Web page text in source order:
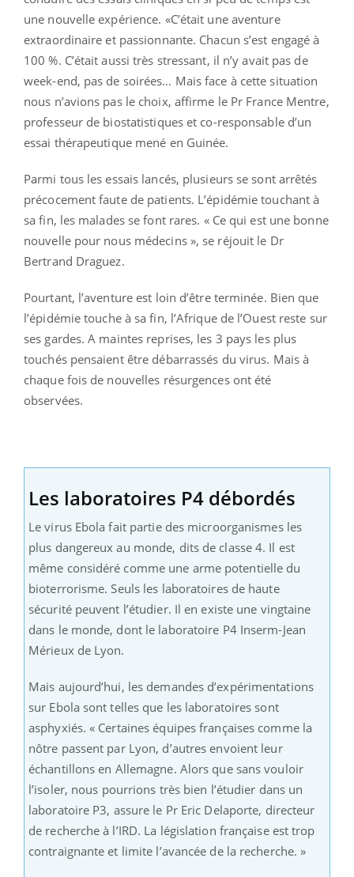
une nouvelle expérience. «C’était une aventure
extraordinaire et passionnante. Chacun s’est engagé à
100 %. C’était aussi très stressant, il n’y avait pas de
week-end, pas de soirées… Mais face à cette situation
nous n’avions pas le choix, affirme le Pr France Mentre,
professeur de biostatistiques et co-responsable d’un
essai thérapeutique mené en Guinée.
Parmi tous les essais lancés, plusieurs se sont arrêtés
précocement faute de patients. L’épidémie touchant à
sa fin, les malades se font rares. « Ce qui est une bonne
nouvelle pour nous médecins », se réjouit le Dr
Bertrand Draguez.
Pourtant, l’aventure est loin d’être terminée. Bien que
l’épidémie touche à sa fin, l’Afrique de l’Ouest reste sur
ses gardes. A maintes reprises, les 3 pays les plus
touchés pensaient être débarrassés du virus. Mais à
chaque fois de nouvelles résurgences ont été
observées.
Les laboratoires P4 débordés
Le virus Ebola fait partie des microorganismes les
plus dangereux au monde, dits de classe 4. Il est
même considéré comme une arme potentielle du
bioterrorisme. Seuls les laboratoires de haute
sécurité peuvent l’étudier. Il en existe une vingtaine
dans le monde, dont le laboratoire P4 Inserm-Jean
Mérieux de Lyon.
Mais aujourd’hui, les demandes d’expérimentations
sur Ebola sont telles que les laboratoires sont
asphyxiés. « Certaines équipes françaises comme la
nôtre passent par Lyon, d’autres envoient leur
échantillons en Allemagne. Alors que sans vouloir
l’isoler, nous pourrions très bien l’étudier dans un
laboratoire P3, assure le Pr Eric Delaporte, directeur
de recherche à l’IRD. La législation française est trop
contraignante et limite l’avancée de la recherche. »